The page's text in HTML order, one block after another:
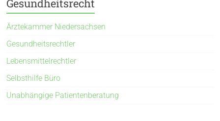
Gesundheitsrecht
Ärztekammer Niedersachsen
Gesundheitsrechtler
Lebensmittelrechtler
Selbsthilfe Büro
Unabhängige Patientenberatung